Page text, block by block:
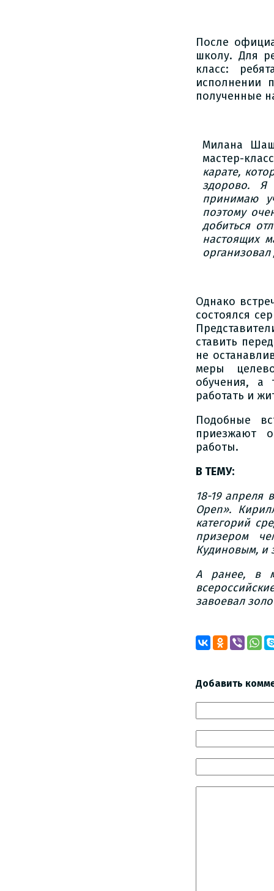
После
школу. Для
класс:
исполнении
полученные
Милана
мастер-
карате,
здорово. Я
принимаю
поэтому
добиться
настоящих
Однако
состоялся
ставить
не
меры
обучения, а
работать и
Подобные
приезжают
работы.
В ТЕМУ:
18-19 апреля
Open».
категорий
призером
Кудиновым, и
А ранее, в
завоевал
Добавить